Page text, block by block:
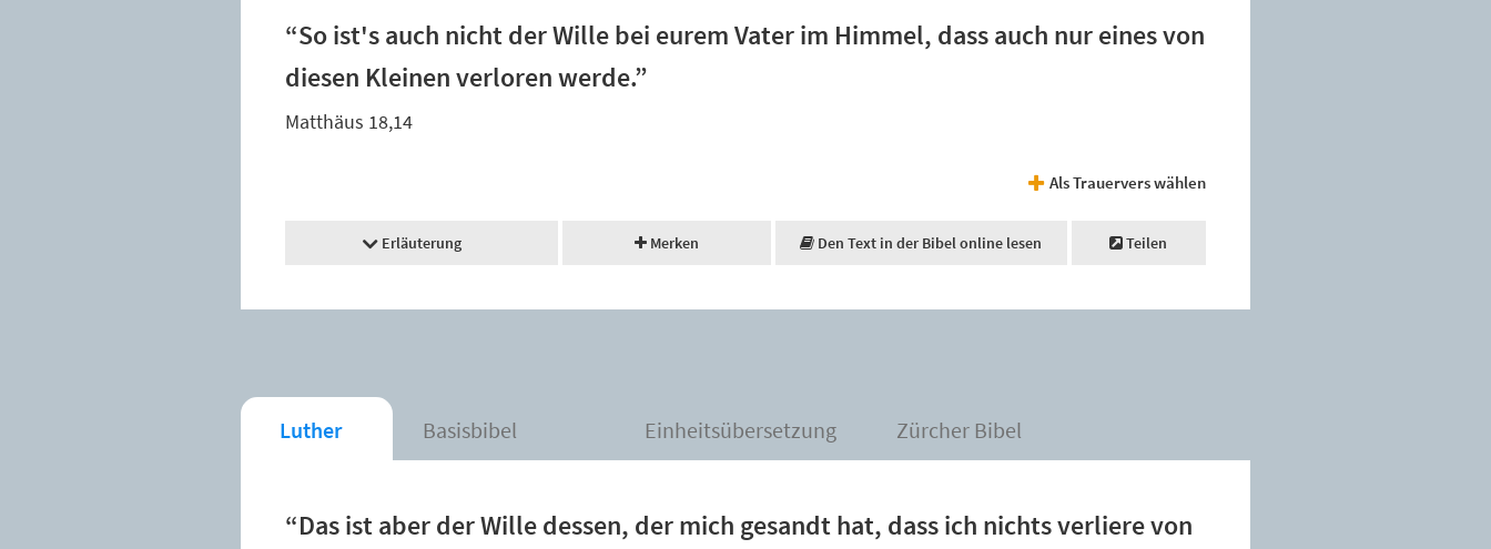
“So ist's auch nicht der Wille bei eurem Vater im Himmel, dass auch nur eines von
diesen Kleinen verloren werde.”
Matthäus 18,14
Als Trauervers wählen
Erläuterung Merken Den Text in der Bibel online lesen Teilen
Luther Basisbibel Einheitsübersetzung Zürcher Bibel
“Das ist aber der Wille dessen, der mich gesandt hat, dass ich nichts verliere von